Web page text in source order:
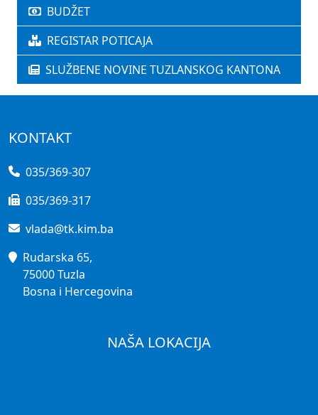
BUDŽET
REGISTAR POTICAJA
SLUŽBENE NOVINE TUZLANSKOG KANTONA
KONTAKT
035/369-307
035/369-317
vlada@tk.kim.ba
Rudarska 65,
75000 Tuzla
Bosna i Hercegovina
NAŠA LOKACIJA